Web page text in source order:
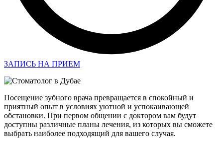
ЗАПИСЬ НА ПРИЕМ
Посещение зубного врача превращается в спокойный и
приятный опыт в условиях уютной и успокаивающей
обстановки. При первом общении с доктором вам будут
доступны различные планы лечения, из которых вы сможете
выбрать наиболее подходящий для вашего случая.